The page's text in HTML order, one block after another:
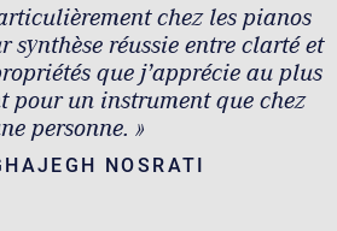
chez les pianos
synthèse réussie entre clarté et
que j’apprécie au plus
un instrument que chez
personne. »
NOSRATI